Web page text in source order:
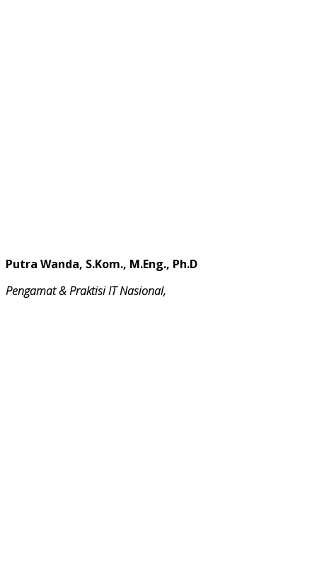
Putra Wanda, S.Kom., M.Eng., Ph.D
Pengamat & Praktisi IT Nasional,